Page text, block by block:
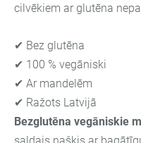
cilvēkiem ar glutēna
✔ Bez glutēna
✔ 100 % vegāniski
✔ Ar mandelēm
✔ Ražots Latvijā
Bezglutēna vegāniskie
saldais našķis ar